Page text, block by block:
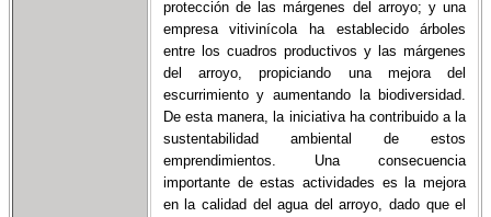
protección de las márgenes del arroyo; y una
empresa vitivinícola ha establecido árboles
entre los cuadros productivos y las márgenes
del arroyo, propiciando una mejora del
escurrimiento y aumentando la biodiversidad.
De esta manera, la iniciativa ha contribuido a la
sustentabilidad ambiental de estos
emprendimientos. Una consecuencia
importante de estas actividades es la mejora
en la calidad del agua del arroyo, dado que el